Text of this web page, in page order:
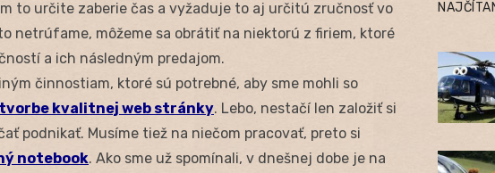
to určite zaberie čas a vyžaduje to aj určitú zručnosť vo
netrúfame, môžeme sa obrátiť na niektorú z firiem, ktoré
a ich následným predajom.
činnostiam, ktoré sú potrebné, aby sme mohli so
tvorbe kvalitnej web stránky. Lebo, nestačí len založiť si
podnikať. Musíme tiež na niečom pracovať, preto si
notebook. Ako sme už spomínali, v dnešnej dobe je na